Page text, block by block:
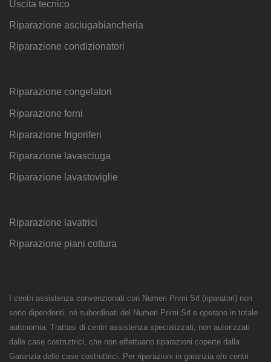
Uscita tecnico
Riparazione asciugabiancheria
Riparazione condizionatori
Riparazione congelatori
Riparazione forni
Riparazione frigoriferi
Riparazione lavasciuga
Riparazione lavastoviglie
Riparazione lavatrici
Riparazione piani cottura
I centri assistenza convenzionati con Numeri Primi Srl (riparatori) non
sono dipendenti, né subordinati del Numeri Primi Srl e operano in totale
autonomia. Trattasi di centri assistenza specializzati, non autorizzati
dalle case costruttrici, che non effettuano riparazioni coperte dalla
Garanzia delle case costruttrici. Per riparazioni in garanzia e/o centri